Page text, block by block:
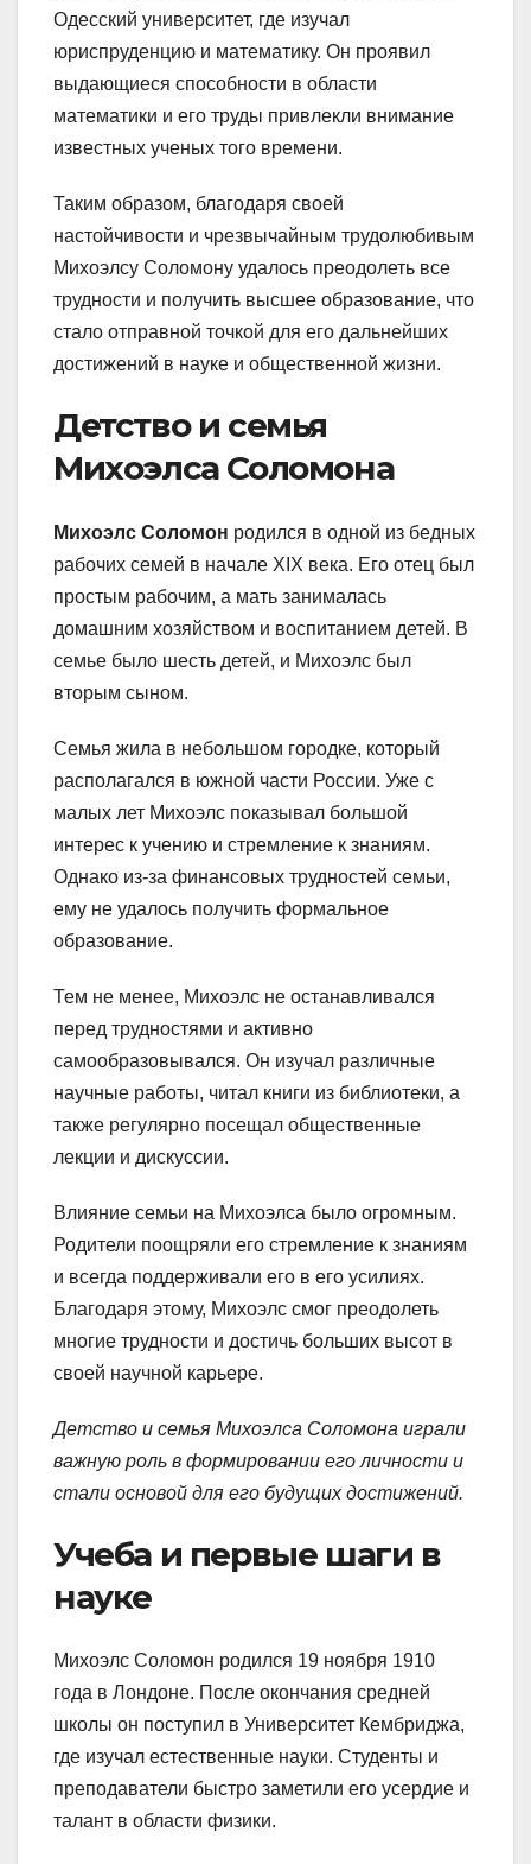
Одесский университет, где изучал
юриспруденцию и математику. Он проявил
выдающиеся способности в области
математики и его труды привлекли внимание
известных ученых того времени.
Таким образом, благодаря своей
настойчивости и чрезвычайным трудолюбивым
Михоэлсу Соломону удалось преодолеть все
трудности и получить высшее образование, что
стало отправной точкой для его дальнейших
достижений в науке и общественной жизни.
Детство и семья
Михоэлса Соломона
Михоэлс Соломон родился в одной из бедных
рабочих семей в начале XIX века. Его отец был
простым рабочим, а мать занималась
домашним хозяйством и воспитанием детей. В
семье было шесть детей, и Михоэлс был
вторым сыном.
Семья жила в небольшом городке, который
располагался в южной части России. Уже с
малых лет Михоэлс показывал большой
интерес к учению и стремление к знаниям.
Однако из-за финансовых трудностей семьи,
ему не удалось получить формальное
образование.
Тем не менее, Михоэлс не останавливался
перед трудностями и активно
самообразовывался. Он изучал различные
научные работы, читал книги из библиотеки, а
также регулярно посещал общественные
лекции и дискуссии.
Влияние семьи на Михоэлса было огромным.
Родители поощряли его стремление к знаниям
и всегда поддерживали его в его усилиях.
Благодаря этому, Михоэлс смог преодолеть
многие трудности и достичь больших высот в
своей научной карьере.
Детство и семья Михоэлса Соломона играли
важную роль в формировании его личности и
стали основой для его будущих достижений.
Учеба и первые шаги в
науке
Михоэлс Соломон родился 19 ноября 1910
года в Лондоне. После окончания средней
школы он поступил в Университет Кембриджа,
где изучал естественные науки. Студенты и
преподаватели быстро заметили его усердие и
талант в области физики.